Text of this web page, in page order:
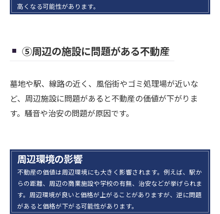
高くなる可能性があります。
⑤周辺の施設に問題がある不動産
墓地や駅、線路の近く、風俗街やゴミ処理場が近いな
ど、周辺施設に問題があると不動産の価値が下がりま
す。騒音や治安の問題が原因です。
周辺環境の影響
不動産の価値は周辺環境にも大きく影響されます。例えば、駅か
らの距離、周辺の商業施設や学校の有無、治安などが挙げられま
す。周辺環境が良いと価格が上がることがありますが、逆に問題
があると価格が下がる可能性があります。